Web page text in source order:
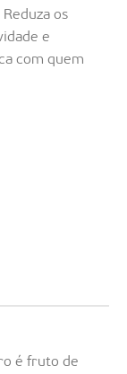
os
e
com quem
é fruto de